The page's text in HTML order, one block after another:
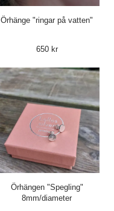
Örhänge "ringar på vatten"
650 kr
Örhängen "Spegling"
8mm/diameter